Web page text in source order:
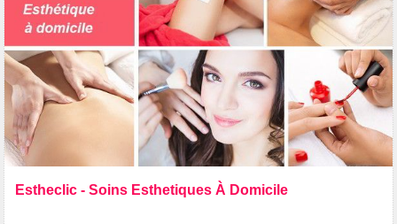
Estheclic - Soins Esthetiques À Domicile